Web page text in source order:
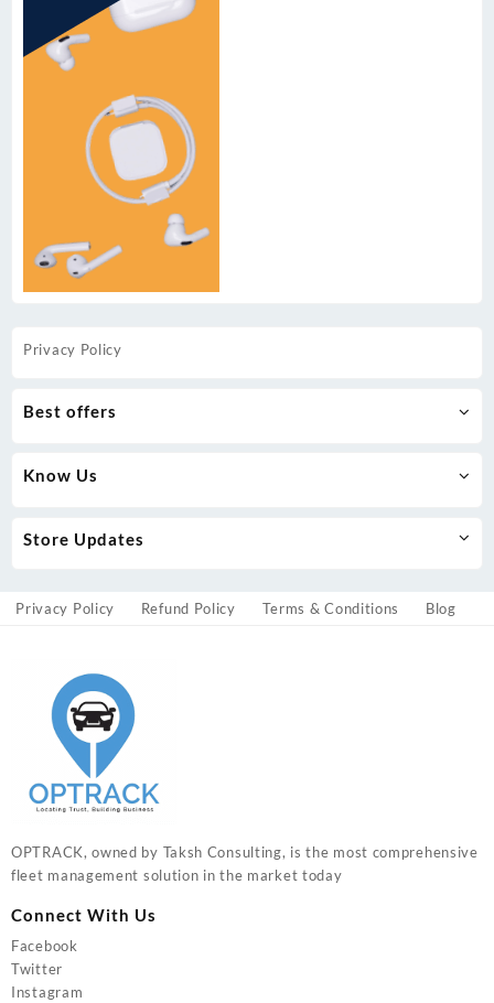
Privacy Policy
Best offers
Know Us
Store Updates
Privacy Policy Refund Policy Terms & Conditions Blog
OPTRACK, owned by Taksh Consulting, is the most comprehensive
fleet management solution in the market today
Connect With Us
Facebook
Twitter
Instagram